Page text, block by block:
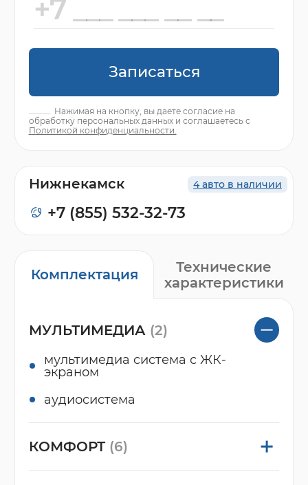
Записаться
Нажимая на кнопку, вы даете согласие на
обработку персональных данных и соглашаетесь с
Политикой конфиденциальности.
Комплектация
Технические
характеристики
МУЛЬТИМЕДИА (2)
мультимедиа система с ЖК-
экраном
аудиосистема
КОМФОРТ (6)
4 авто в наличии
Нижнекамск
+7 (855) 532-32-73